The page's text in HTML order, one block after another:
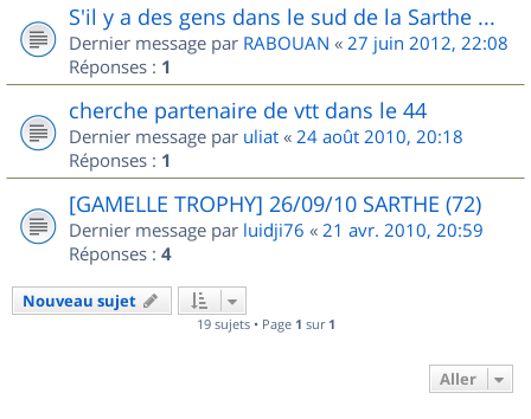
S'il y a des gens dans le sud de la Sarthe ...
Dernier message par RABOUAN « 27 juin 2012, 22:08
Réponses : 1
cherche partenaire de vtt dans le 44
Dernier message par uliat « 24 août 2010, 20:18
Réponses : 1
[GAMELLE TROPHY] 26/09/10 SARTHE (72)
Dernier message par luidji76 « 21 avr. 2010, 20:59
Réponses : 4
Nouveau sujet
19 sujets • Page 1 sur 1
Aller